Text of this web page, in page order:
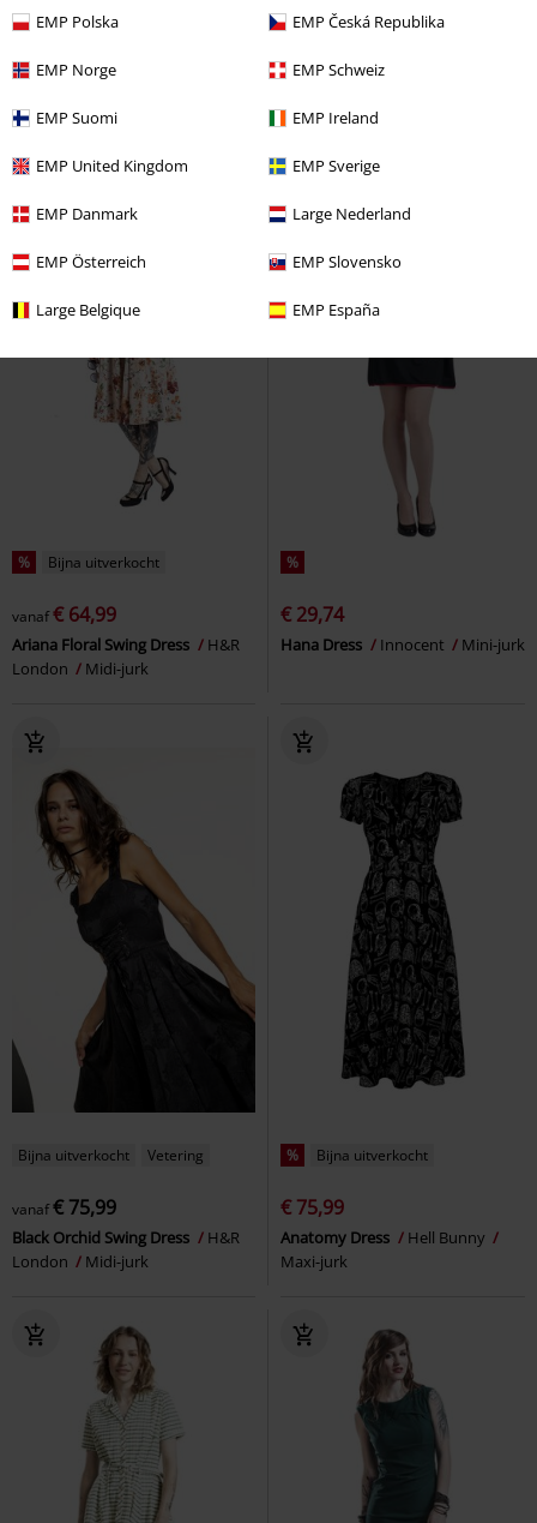
EMP Polska EMP Česká Republika
EMP Norge EMP Schweiz
EMP Suomi EMP Ireland
EMP United Kingdom EMP Sverige
EMP Danmark Large Nederland
EMP Österreich EMP Slovensko
Large Belgique EMP España
vanaf€ 68,99
Midi-jurk
vanaf€ 64,99
Dress
Voodoo Vixen
% Bijna uitverkocht
vanaf€ 64,99
Ariana Floral Swing Dress
H&R
London
Midi-jurk
%
€ 29,74
Hana Dress Innocent Mini-jurk
Bijna uitverkocht Vetering
vanaf€ 75,99
Black Orchid Swing Dress
H&R
London
Midi-jurk
% Bijna uitverkocht
€ 75,99
Anatomy Dress
Hell Bunny
Maxi-jurk